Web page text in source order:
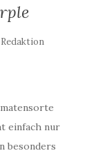
Redaktion
einfach nur
besonders